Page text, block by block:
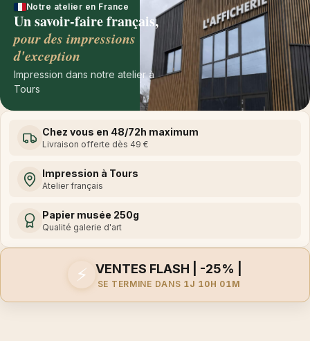
Notre atelier en France
Un savoir-faire français,
pour des impressions
d'exception
Impression dans notre atelier à
Tours
Chez vous en 48/72h maximum
Livraison offerte dès 49 €
Impression à Tours
Atelier français
Papier musée 250g
Qualité galerie d'art
⚡ VENTES FLASH | -25% |
SE TERMINE DANS 1J 10H 01M